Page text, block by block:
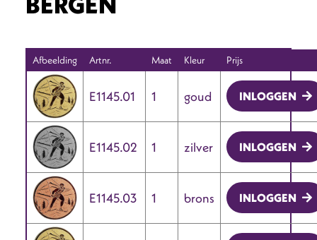
Afbeelding Artnr. Maat Kleur Prijs
E1145.01 1 goud INLOGGEN
E1145.02 1 zilver INLOGGEN
E1145.03 1 brons INLOGGEN